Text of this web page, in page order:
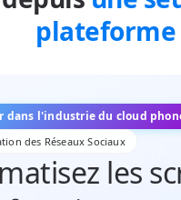
plateforme
dans l'industrie du cloud
des Réseaux Sociaux
les